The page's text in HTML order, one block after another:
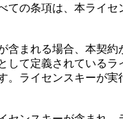
ての条項は、本ライ
含まれる場合、本契
して定義されている
。ライセンスキーが